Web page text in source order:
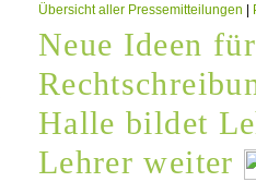
Übersicht aller Pressemitteilungen |
Neue Ideen
Halle bildet
Lehrer weiter